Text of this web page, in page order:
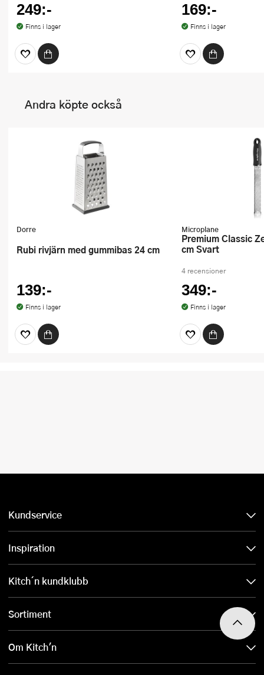
249:-
Finns i lager
169:-
Finns i lager
Andra köpte också
Dorre
Rubi rivjärn med gummibas 24 cm
139:-
Finns i lager
Microplane
Premium Classic Zester Rivjärn 32
cm Svart
4 recensioner
349:-
Finns i lager
Kundservice
Inspiration
Kitch´n kundklubb
Sortiment
Om Kitch'n